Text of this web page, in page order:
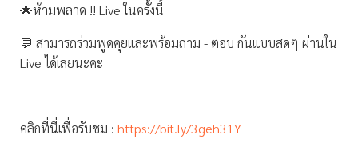
🌟ห้ามพลาด !! Live ในครั้งนี้
💬 สามารถร่วมพูดคุยและพร้อมถาม - ตอบ กันแบบสดๆ ผ่านใน
Live ได้เลยนะคะ
คลิกที่นี่เพื่อรับชม : https://bit.ly/3geh31Y